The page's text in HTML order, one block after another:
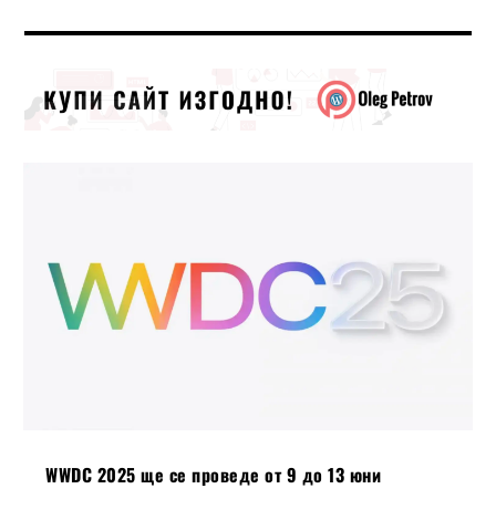
WWDC 2025 ще се проведе от 9 до 13 юни